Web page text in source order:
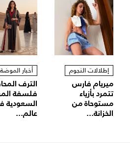
إطلالات النجوم
ميريام فارس
تتمرد بأزياء
مستوحاة من
الخزانة...
أخبار الموضة
الترف
فلسفة
السعودية
عالم...